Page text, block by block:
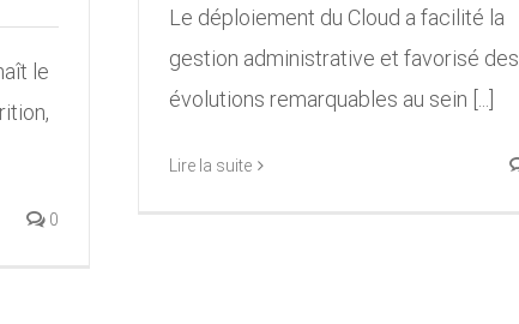
Le déploiement du Cloud a facilité la
gestion administrative et favorisé des
évolutions remarquables au sein [...]
Lire la suite
le
0